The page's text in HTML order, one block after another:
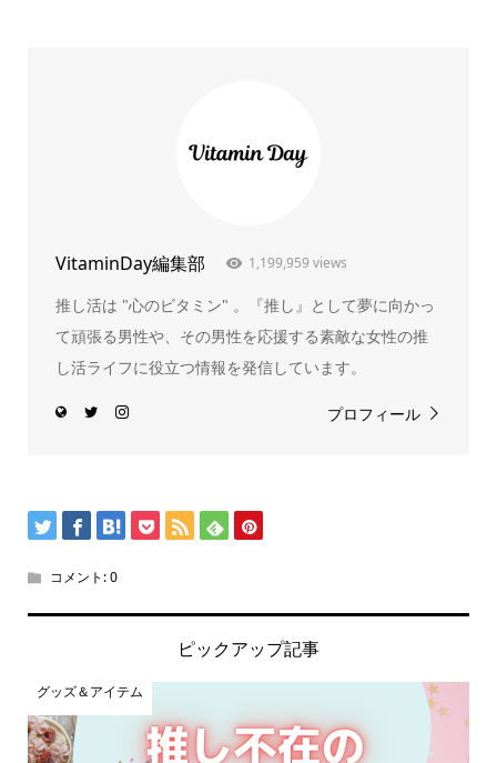
VitaminDay編集部 1,199,959 views
推し活は "心のビタミン" 。『推し』として夢に向かっ
て頑張る男性や、その男性を応援する素敵な女性の推
し活ライフに役立つ情報を発信しています。
プロフィール
コメント:0
ピックアップ記事
グッズ＆アイテム